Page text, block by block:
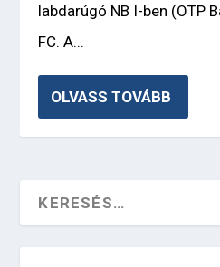
labdarúgó NB I-ben (OTP
FC. A...
OLVASS TOVÁBB